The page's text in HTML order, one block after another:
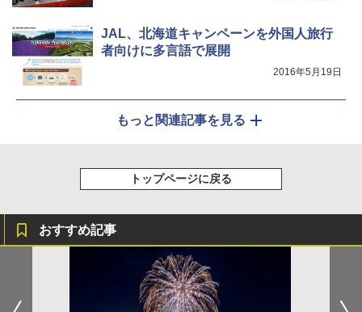
JAL、北海道キャンペーンを外国人旅行
者向けに多言語で展開
2016年5月19日
もっと関連記事を見る
トップページに戻る
おすすめ記事